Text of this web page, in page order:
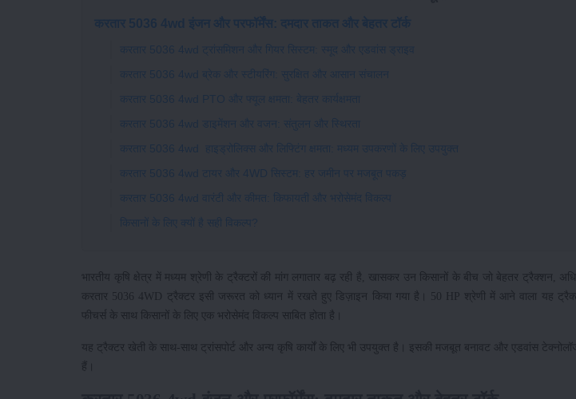
करतार 5036 4wd इंजन और परफॉर्मेंस: दमदार ताकत और बेहतर टॉर्क
करतार 5036 4wd ट्रांसमिशन और गियर सिस्टम: स्मूद और एडवांस ड्राइव
करतार 5036 4wd ब्रेक और स्टीयरिंग: सुरक्षित और आसान संचालन
करतार 5036 4wd PTO और फ्यूल क्षमता: बेहतर कार्यक्षमता
करतार 5036 4wd डाइमेंशन और वजन: संतुलन और स्थिरता
करतार 5036 4wd हाइड्रोलिक्स और लिफ्टिंग क्षमता: मध्यम उपकरणों के लिए उपयुक्त
करतार 5036 4wd टायर और 4WD सिस्टम: हर जमीन पर मजबूत पकड़
करतार 5036 4wd वारंटी और कीमत: किफायती और भरोसेमंद विकल्प
किसानों के लिए क्यों है सही विकल्प?
भारतीय कृषि क्षेत्र में मध्यम श्रेणी के ट्रैक्टरों की मांग लगातार बढ़ रही है, खासकर उन किसानों के बीच जो बेहतर ट्रैक्शन,
करतार 5036 4WD ट्रैक्टर इसी जरूरत को ध्यान में रखते हुए डिज़ाइन किया गया है। 50 HP श्रेणी में आने वाला यह
फीचर्स के साथ किसानों के लिए एक भरोसेमंद विकल्प साबित होता है।
यह ट्रैक्टर खेती के साथ-साथ ट्रांसपोर्ट और अन्य कृषि कार्यों के लिए भी उपयुक्त है। इसकी मजबूत बनावट और एडवांस
हैं।